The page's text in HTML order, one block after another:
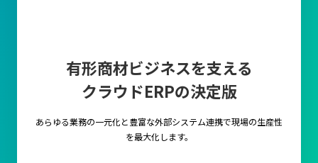
有形商材ビジネスを支える
クラウドERPの決定版
あらゆる業務の一元化と豊富な外部システム連携で現場の生産性
を最大化します。